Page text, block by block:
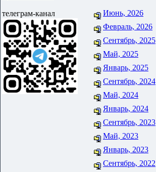
телеграм-канал Июнь, 2026
Февраль, 2026
Сентябрь, 2025
Май, 2025
Январь, 2025
Сентябрь, 2024
Май, 2024
Январь, 2024
Сентябрь, 2023
Май, 2023
Январь, 2023
Сентябрь, 2022